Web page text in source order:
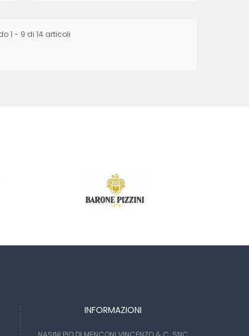
1 - 9 di 14 articoli
INFORMAZIONI